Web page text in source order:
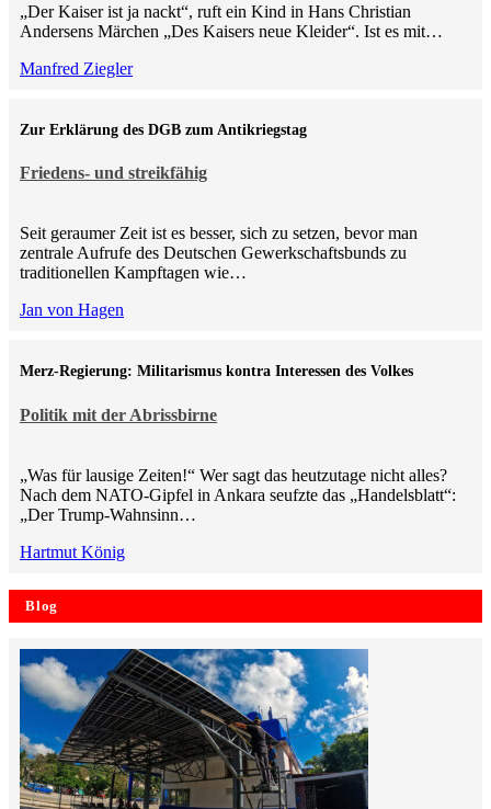
„Der Kaiser ist ja nackt“, ruft ein Kind in Hans Christian
Andersens Märchen „Des Kaisers neue Kleider“. Ist es mit…
Manfred Ziegler
Friedens- und streikfähig
Zur Erklärung des DGB zum Antikriegstag
Seit geraumer Zeit ist es besser, sich zu setzen, bevor man
zentrale Aufrufe des Deutschen Gewerkschaftsbunds zu
traditionellen Kampftagen wie…
Jan von Hagen
Politik mit der Abrissbirne
Merz-Regierung: Militarismus kontra Inte­ressen des Volkes
„Was für lausige Zeiten!“ Wer sagt das heutzutage nicht alles?
Nach dem NATO-Gipfel in Ankara seufzte das „Handelsblatt“:
„Der Trump-Wahnsinn…
Hartmut König
Blog